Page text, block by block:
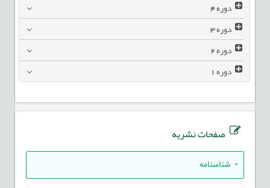
دوره4
دوره3
دوره2
دوره1
صفحات نشریه
• شناسنامه